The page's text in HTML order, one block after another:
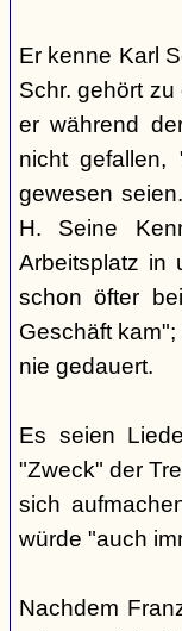
Er kenne Karl
Schr. gehört
er während
nicht
gewesen
H. Seine
Arbeitsplatz in
schon öfter
Geschäft
nie gedauert.
Es seien
"Zweck" der
sich
würde "auch
Nachdem